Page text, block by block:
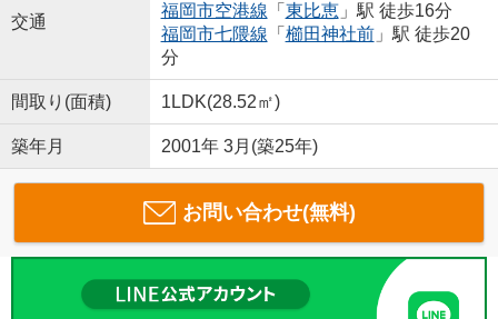
交通
福岡市空港線 「 東比恵」駅 徒歩16分
福岡市七隈線 「 櫛田神社前」駅 徒歩20
分
間取り(面積) 1LDK(28.52㎡)
築年月 2001年 3月(築25年)
お問い合わせ(無料)